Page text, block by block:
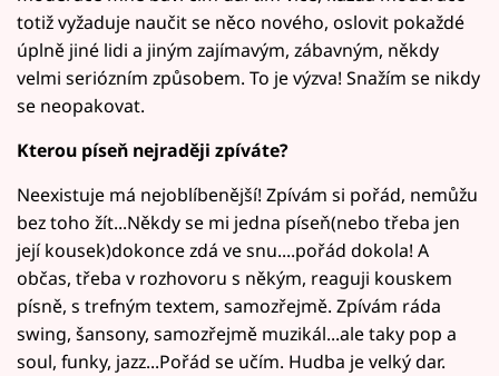
totiž vyžaduje naučit se něco nového, oslovit pokaždé
úplně jiné lidi a jiným zajímavým, zábavným, někdy
velmi seriózním způsobem. To je výzva! Snažím se nikdy
se neopakovat.
Kterou píseň nejraději zpíváte?
Neexistuje má nejoblíbenější! Zpívám si pořád, nemůžu
bez toho žít...Někdy se mi jedna píseň(nebo třeba jen
její kousek)dokonce zdá ve snu....pořád dokola! A
občas, třeba v rozhovoru s někým, reaguji kouskem
písně, s trefným textem, samozřejmě. Zpívám ráda
swing, šansony, samozřejmě muzikál...ale taky pop a
soul, funky, jazz...Pořád se učím. Hudba je velký dar.